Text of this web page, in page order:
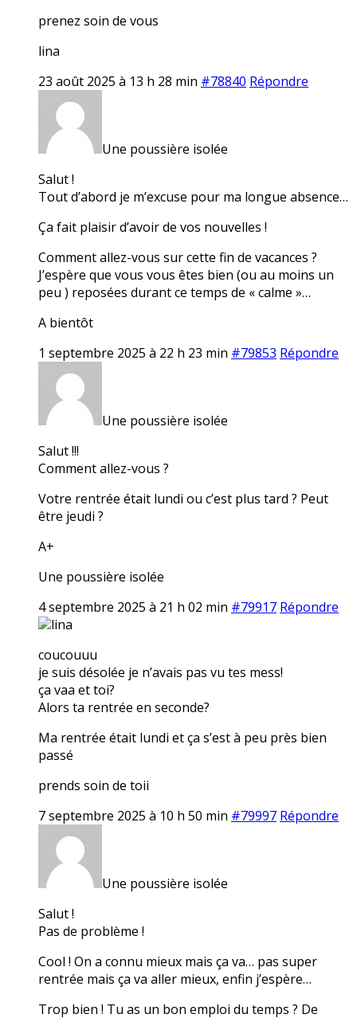
prenez soin de vous
lina
23 août 2025 à 13 h 28 min #78840 Répondre
Une poussière isolée
Salut !
Tout d’abord je m’excuse pour ma longue absence…
Ça fait plaisir d’avoir de vos nouvelles !
Comment allez-vous sur cette fin de vacances ?
J’espère que vous vous êtes bien (ou au moins un
peu ) reposées durant ce temps de « calme »…
A bientôt
1 septembre 2025 à 22 h 23 min #79853 Répondre
Une poussière isolée
Salut !!!
Comment allez-vous ?
Votre rentrée était lundi ou c’est plus tard ? Peut
être jeudi ?
A+
Une poussière isolée
4 septembre 2025 à 21 h 02 min #79917 Répondre
lina
coucouuu
je suis désolée je n’avais pas vu tes mess!
ça vaa et toi?
Alors ta rentrée en seconde?
Ma rentrée était lundi et ça s’est à peu près bien
passé
prends soin de toii
7 septembre 2025 à 10 h 50 min #79997 Répondre
Une poussière isolée
Salut !
Pas de problème !
Cool ! On a connu mieux mais ça va… pas super
rentrée mais ça va aller mieux, enfin j’espère…
Trop bien ! Tu as un bon emploi du temps ? De